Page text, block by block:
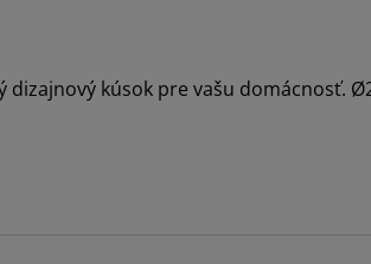
dizajnový kúsok pre vašu domácnosť.